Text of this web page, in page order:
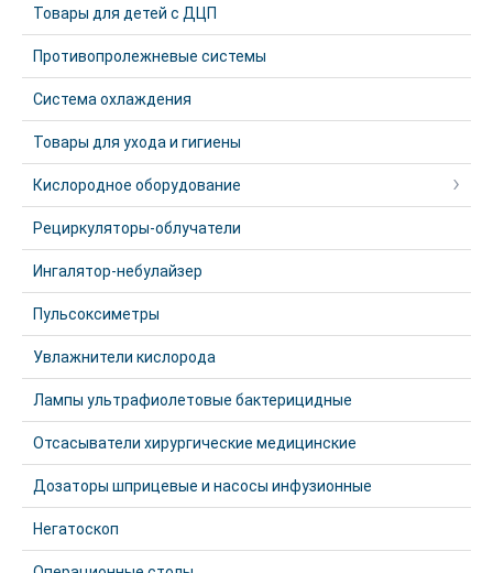
Товары для детей с ДЦП
Противопролежневые системы
Система охлаждения
Товары для ухода и гигиены
Кислородное оборудование
Рециркуляторы-облучатели
Ингалятор-небулайзер
Пульсоксиметры
Увлажнители кислорода
Лампы ультрафиолетовые бактерицидные
Отсасыватели хирургические медицинские
Дозаторы шприцевые и насосы инфузионные
Негатоскоп